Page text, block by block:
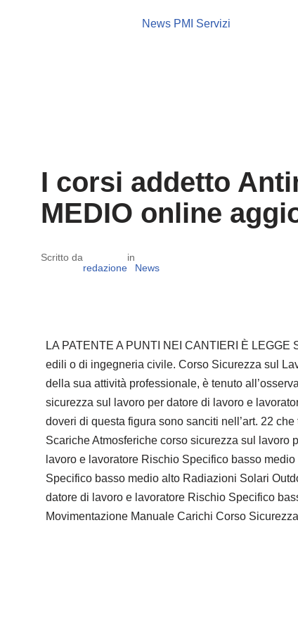
News PMI Servizi
I corsi addetto
MEDIO online
Scritto da
redazione
in
News
LA PATENTE A PUNTI NEI CANTIERI È
edili o di ingegneria civile. Corso Sicurezza sul
della sua attività professionale, è tenuto
sicurezza sul lavoro per datore di lavoro e
doveri di questa figura sono sanciti nell’art. 22
Scariche Atmosferiche corso sicurezza sul
lavoro e lavoratore Rischio Specifico basso
Specifico basso medio alto Radiazioni Solari
datore di lavoro e lavoratore Rischio Specifico
Movimentazione Manuale Carichi Corso